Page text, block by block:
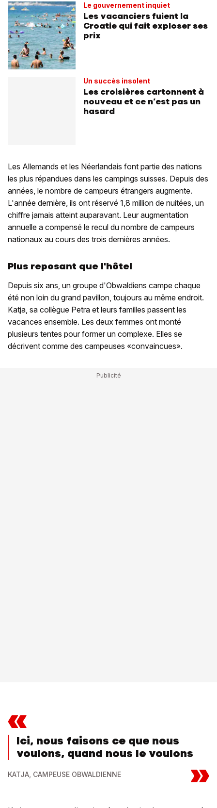
Le gouvernement inquiet
Les vacanciers fuient la
Croatie qui fait exploser ses
prix
Un succès insolent
Les croisières cartonnent à
nouveau et ce n’est pas un
hasard
Les Allemands et les Néerlandais font partie des nations
les plus répandues dans les campings suisses. Depuis des
années, le nombre de campeurs étrangers augmente.
L'année dernière, ils ont réservé 1,8 million de nuitées, un
chiffre jamais atteint auparavant. Leur augmentation
annuelle a compensé le recul du nombre de campeurs
nationaux au cours des trois dernières années.
Plus reposant que l'hôtel
Depuis six ans, un groupe d'Obwaldiens campe chaque
été non loin du grand pavillon, toujours au même endroit.
Katja, sa collègue Petra et leurs familles passent les
vacances ensemble. Les deux femmes ont monté
plusieurs tentes pour former un complexe. Elles se
décrivent comme des campeuses «convaincues».
«
Ici, nous faisons ce que nous
voulons, quand nous le voulons
KATJA, CAMPEUSE OBWALDIENNE »